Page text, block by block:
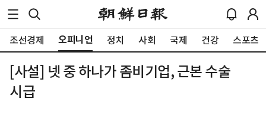
조선경제 오피니언 정치 사회 국제 건강 스포츠
[사설] 넷 중 하나가 좀비기업, 근본 수술
시급